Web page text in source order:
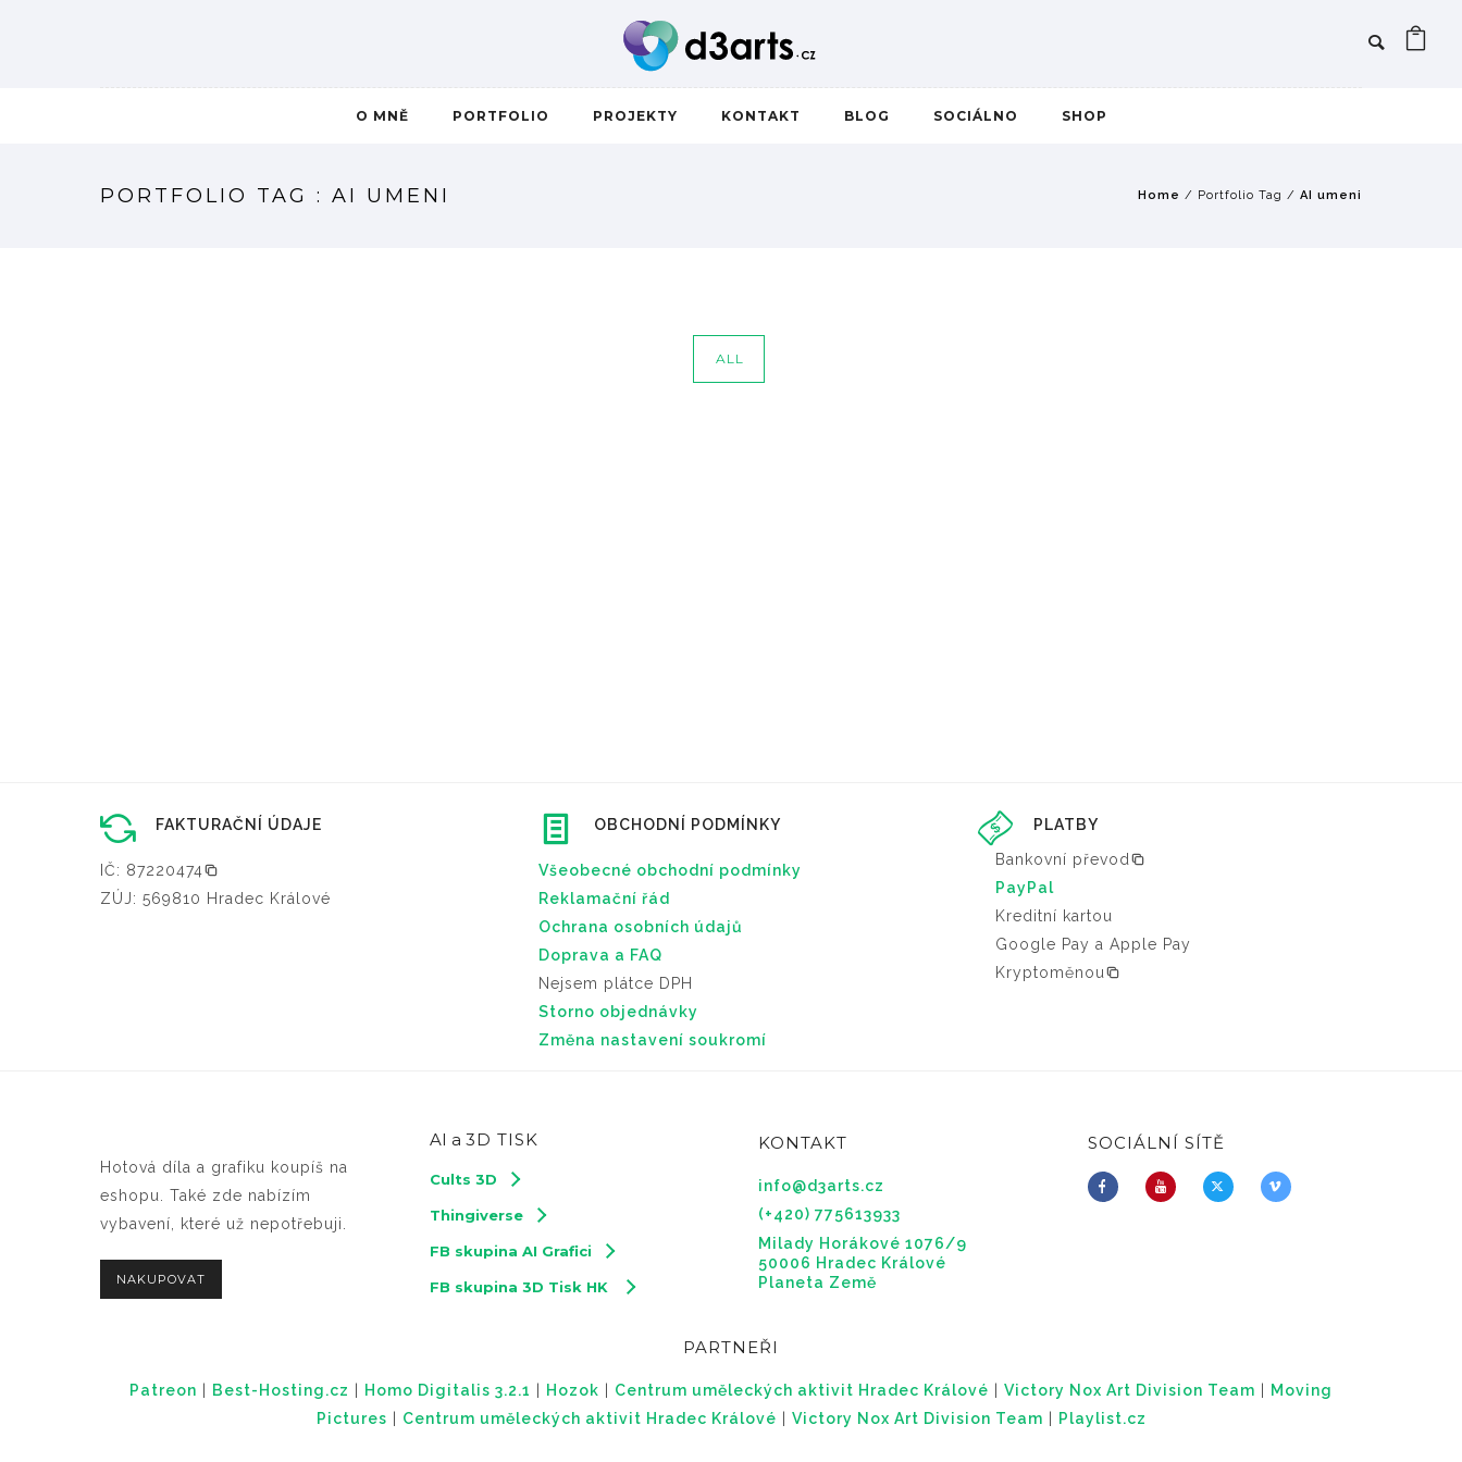
O MNĚ PORTFOLIO PROJEKTY KONTAKT BLOG SOCIÁLNO SHOP
PORTFOLIO TAG : AI UMENI Home / Portfolio Tag / AI umeni
ALL
FAKTURAČNÍ ÚDAJE
IČ: 87220474
ZÚJ: 569810 Hradec Králové
OBCHODNÍ PODMÍNKY
Všeobecné obchodní podmínky
Reklamační řád
Ochrana osobních údajů
Doprava a FAQ
Nejsem plátce DPH
Storno objednávky
Změna nastavení soukromí
PLATBY
Bankovní převod
PayPal
Kreditní kartou
Google Pay a Apple Pay
Kryptoměnou
Hotová díla a grafiku koupíš na
eshopu. Také zde nabízím
vybavení, které už nepotřebuji.
NAKUPOVAT
AI a 3D TISK
Cults 3D
Thingiverse
FB skupina AI Grafici
FB skupina 3D Tisk HK
KONTAKT
info@d3arts.cz
(+420) 775613933
Milady Horákové 1076/9
50006 Hradec Králové
Planeta Země
SOCIÁLNÍ SÍTĚ
PARTNEŘI
Patreon Best-Hosting.cz Homo Digitalis 3.2.1 Hozok Centrum uměleckých aktivit Hradec Králové Victory Nox Art Division Team
Moving
Pictures
Centrum uměleckých aktivit Hradec Králové Victory Nox Art Division Team Playlist.cz